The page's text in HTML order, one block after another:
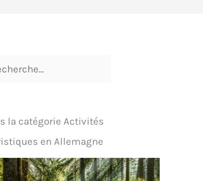
la catégorie Activités
en Allemagne